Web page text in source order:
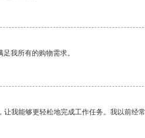
我所有的购物需求。
我能够更轻松地完成工作任务。我以前经